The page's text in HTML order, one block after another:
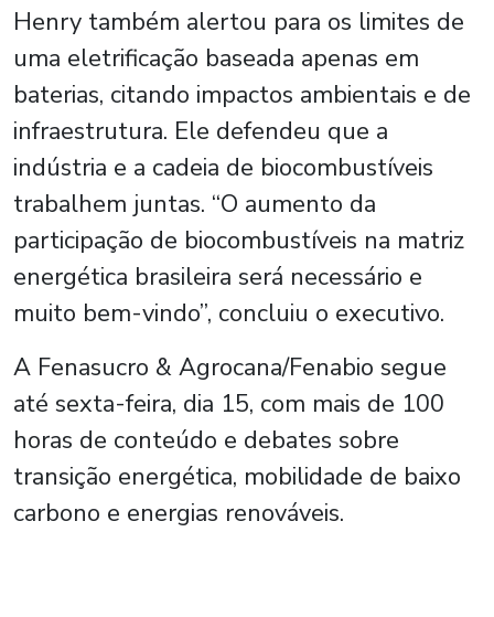
Henry também alertou para os limites de
uma eletrificação baseada apenas em
baterias, citando impactos ambientais e de
infraestrutura. Ele defendeu que a
indústria e a cadeia de biocombustíveis
trabalhem juntas. “O aumento da
participação de biocombustíveis na matriz
energética brasileira será necessário e
muito bem-vindo”, concluiu o executivo.
A Fenasucro & Agrocana/Fenabio segue
até sexta-feira, dia 15, com mais de 100
horas de conteúdo e debates sobre
transição energética, mobilidade de baixo
carbono e energias renováveis.